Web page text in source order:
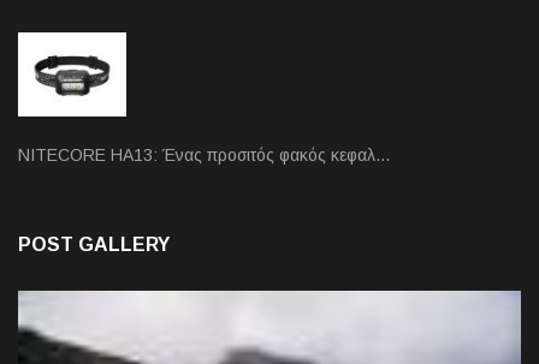
NITECORE HA13: Ένας προσιτός φακός κεφαλ…
POST GALLERY